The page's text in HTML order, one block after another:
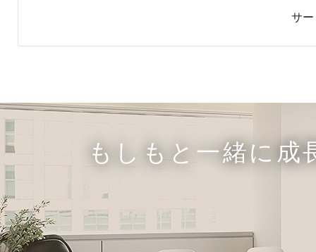
サ
もしもと一緒に成